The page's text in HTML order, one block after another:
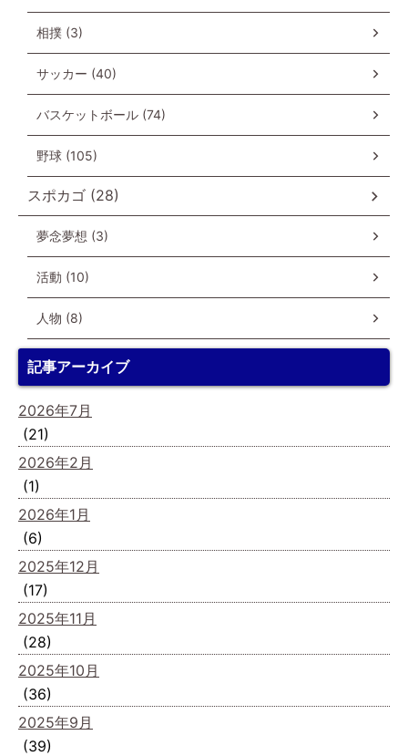
相撲 (3)
サッカー (40)
バスケットボール (74)
野球 (105)
スポカゴ (28)
夢念夢想 (3)
活動 (10)
人物 (8)
記事アーカイブ
2026年7月
(21)
2026年2月
(1)
2026年1月
(6)
2025年12月
(17)
2025年11月
(28)
2025年10月
(36)
2025年9月
(39)